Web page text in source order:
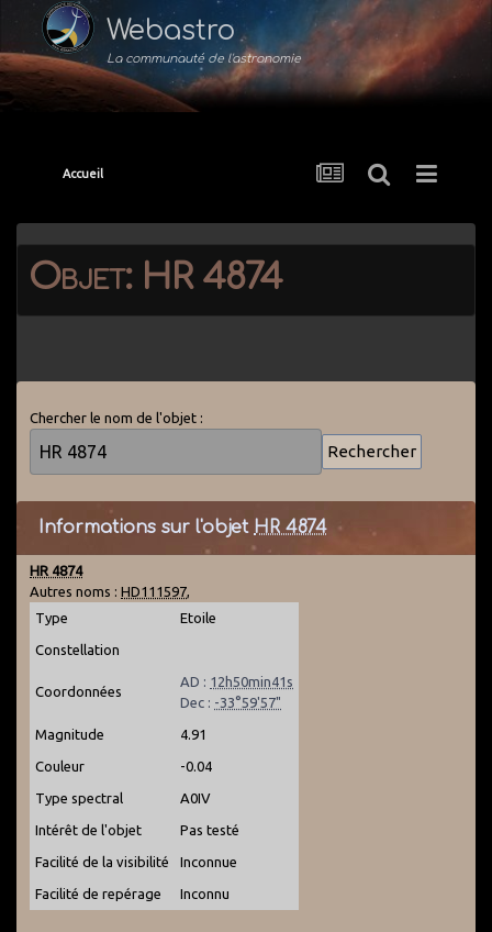
Webastro
La communauté de l'astronomie
Accueil
Objet: HR 4874
Chercher le nom de l'objet :
Informations sur l'objet HR 4874
HR 4874
Autres noms : HD111597,
Type
Etoile
Constellation
Coordonnées
AD : 12h50min41s
Dec : -33°59'57"
Magnitude 4.91
Couleur -0.04
Type spectral A0IV
Intérêt de l'objet Pas testé
Facilité de la visibilité Inconnue
Facilité de repérage Inconnu